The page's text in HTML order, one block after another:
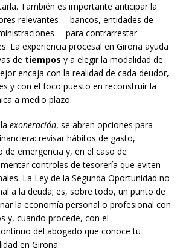
También es importante anticipar la
relevantes —bancos, entidades de
para contrarrestar
La experiencia procesal en Girona ayuda
de tiempos y a elegir la modalidad de
encaja con la realidad de cada deudor,
y con el foco puesto en reconstruir la
a medio plazo.
exoneración, se abren opciones para
revisar hábitos de gasto,
de emergencia y, en el caso de
controles de tesorería que eviten
La Ley de la Segunda Oportunidad no
a la deuda; es, sobre todo, un punto de
la economía personal o profesional con
y, cuando procede, con el
del abogado que conoce tu
en Girona.